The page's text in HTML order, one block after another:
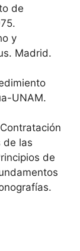
de
y
Madrid.
UNAM.
de las
de